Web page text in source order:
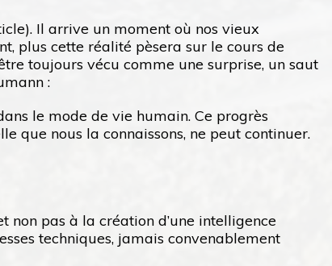
Il arrive un moment où nos vieux
plus cette réalité pèsera sur le cours de
toujours vécu comme une surprise, un saut
:
le mode de vie humain. Ce progrès
que nous la connaissons, ne peut continuer.
pas à la création d’une intelligence
techniques, jamais convenablement